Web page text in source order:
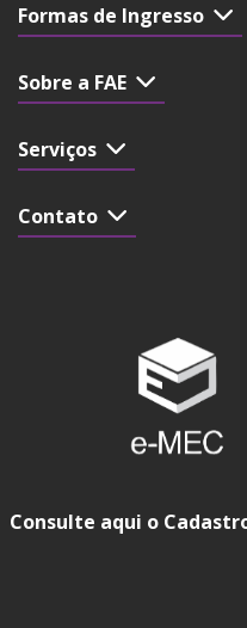
Formas de Ingresso
Sobre a FAE
Serviços
Contato
Consulte aqui o